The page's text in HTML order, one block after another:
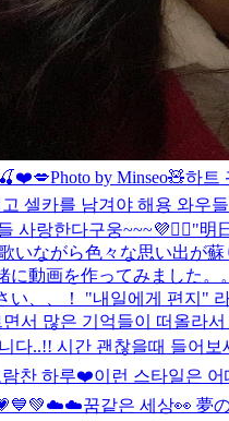
Photo by Minseo🧸하트
셀카를 남겨야 해용 와우
사랑한다구웅~~~💜🙆‍♀️"明
いながら色々な思い出が
に動画を作ってみました。
い、、！ "내일에게 편지"
서 많은 기억들이 떠올라
다..!! 시간 괜찮을때 들어보
람찬 하루❤️이런 스타일은
☁️☁️꿈같은 세상👀 夢